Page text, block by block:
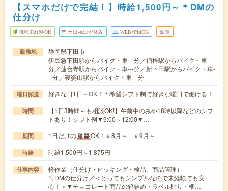
【スマホだけで完結！】時給1,500円～＊DMの
仕分け
職種未経験OK 土日祝日が休み WEB登録OK 派遣
勤務地
静岡県下田市
伊豆急下田駅からバイク・車---分／稲梓駅からバイク・車---
分／蓮台寺駅からバイク・車---分／新下田駅からバイク・車-
--分／寝姿山駅からバイク・車---分
曜日頻度 好きな日1日～OK！＊希望シフト制で好きな曜日で働ける！
時間
【1日3時間～も相談OK!】午前中のみや18時以降などのシフ
トあり！シフト例▼9:00～12:00▼…
期間 1日だけの単発OK！＃8月～ ＃9月～
時給 時給1,500円～1,875円
仕事内容
軽作業（仕分け・ピッキング・検品、商品管理）
＼DMの仕分け／＜とってもシンプルなので未経験でも安
心！＞▼チョコレート商品の箱詰め・ラベル貼り・梱…